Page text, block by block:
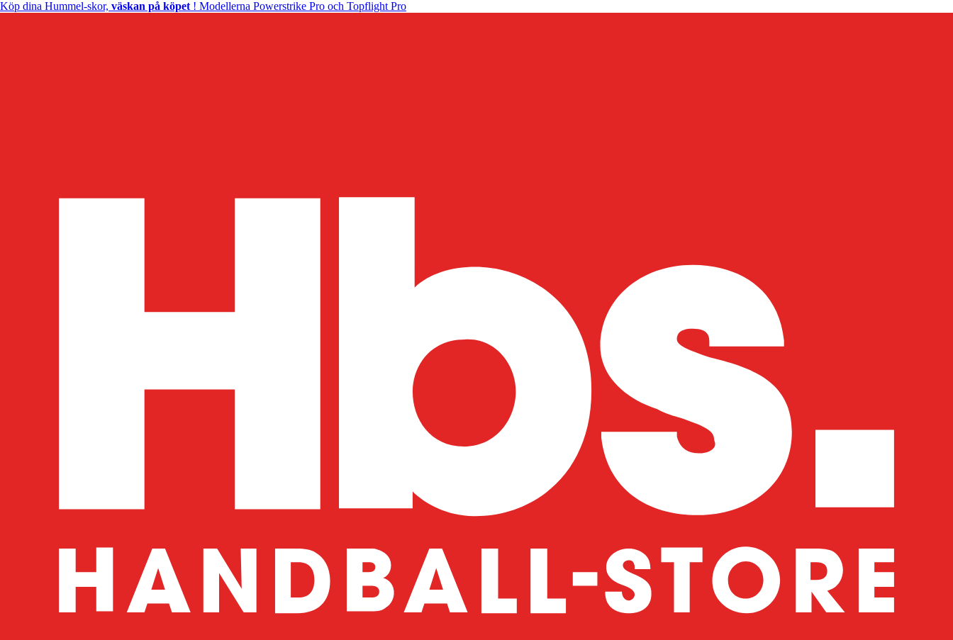
Köp dina Hummel-skor, väskan på köpet ! Modellerna Powerstrike Pro och Topflight Pro